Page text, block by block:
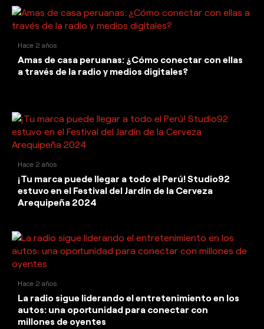
Hace 2 años
Amas de casa peruanas: ¿Cómo conectar con ellas
a través de la radio y medios digitales?
Hace 2 años
¡Tu marca puede llegar a todo el Perú! Studio92
estuvo en el Festival del Jardín de la Cerveza
Arequipeña 2024
Hace 2 años
La radio sigue liderando el entretenimiento en los
autos: una oportunidad para conectar con
millones de oyentes